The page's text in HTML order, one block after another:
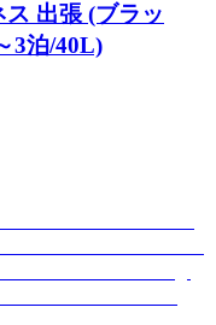
出張 (ブラッ
3泊/40L)